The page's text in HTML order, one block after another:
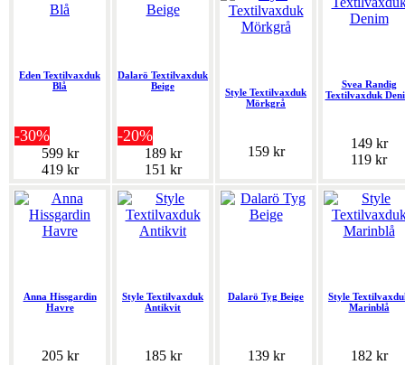
Eden Textilvaxduk
Blå
-30%
599 kr
419 kr
Dalarö Textilvaxduk
Beige
-20%
189 kr
151 kr
Style Textilvaxduk
Mörkgrå
159 kr
Svea Randig
Textilvaxduk
149 kr
119 kr
Anna Hissgardin
Havre
205 kr
Style Textilvaxduk
Antikvit
185 kr
Dalarö Tyg Beige
139 kr
Style
Marinblå
182 kr